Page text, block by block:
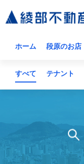
ホーム 段原のお店
すべて テナント